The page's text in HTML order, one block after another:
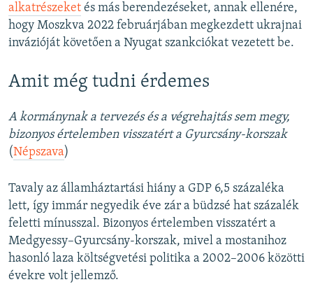
alkatrészeket és más berendezéseket, annak ellenére,
hogy Moszkva 2022 februárjában megkezdett ukrajnai
invázióját követően a Nyugat szankciókat vezetett be.
Amit még tudni érdemes
A kormánynak a tervezés és a végrehajtás sem megy,
bizonyos értelemben visszatért a Gyurcsány-korszak
(Népszava)
Tavaly az államháztartási hiány a GDP 6,5 százaléka
lett, így immár negyedik éve zár a büdzsé hat százalék
feletti mínusszal. Bizonyos értelemben visszatért a
Medgyessy–Gyurcsány-korszak, mivel a mostanihoz
hasonló laza költségvetési politika a 2002–2006 közötti
évekre volt jellemző.